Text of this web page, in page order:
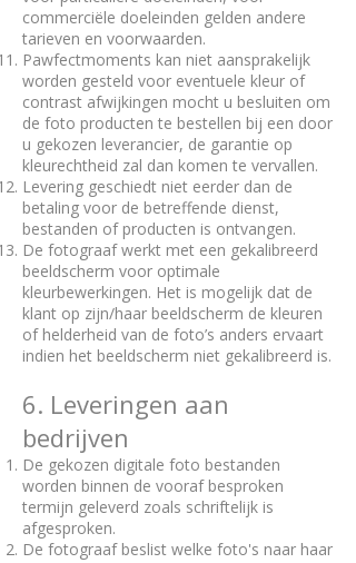
commerciële doeleinden gelden andere
tarieven en voorwaarden.
Pawfectmoments kan niet aansprakelijk
worden gesteld voor eventuele kleur of
contrast afwijkingen mocht u besluiten om
de foto producten te bestellen bij een door
u gekozen leverancier, de garantie op
kleurechtheid zal dan komen te vervallen.
Levering geschiedt niet eerder dan de
betaling voor de betreffende dienst,
bestanden of producten is ontvangen.
De fotograaf werkt met een gekalibreerd
beeldscherm voor optimale
kleurbewerkingen. Het is mogelijk dat de
klant op zijn/haar beeldscherm de kleuren
of helderheid van de foto’s anders ervaart
indien het beeldscherm niet gekalibreerd is.
6. Leveringen aan
bedrijven
De gekozen digitale foto bestanden
worden binnen de vooraf besproken
termijn geleverd zoals schriftelijk is
afgesproken.
De fotograaf beslist welke foto's naar haar